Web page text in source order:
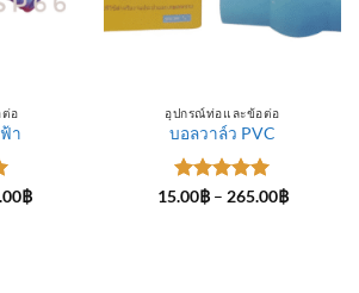
อ
า
฿Price
อุปกรณ์ท่อและข้อต่อ
บอลวาล์ว PVC
ให้คะแนน
15.00฿ – 265.00฿Price